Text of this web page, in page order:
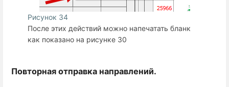
Рисунок 34
После этих действий можно напечатать бланк
как показано на рисунке 30
Повторная отправка направлений.